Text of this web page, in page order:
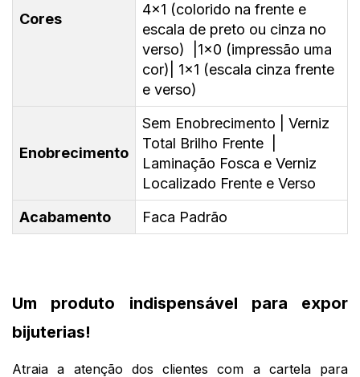
Cores
4x1 (colorido na frente e
escala de preto ou cinza no
verso) |1x0 (impressão uma
cor)| 1x1 (escala cinza frente
e verso)
Enobrecimento
Sem Enobrecimento | Verniz
Total Brilho Frente |
Laminação Fosca e Verniz
Localizado Frente e Verso
Acabamento
Faca Padrão
Um produto indispensável para expor
bijuterias!
Atraia a atenção dos clientes com a cartela para